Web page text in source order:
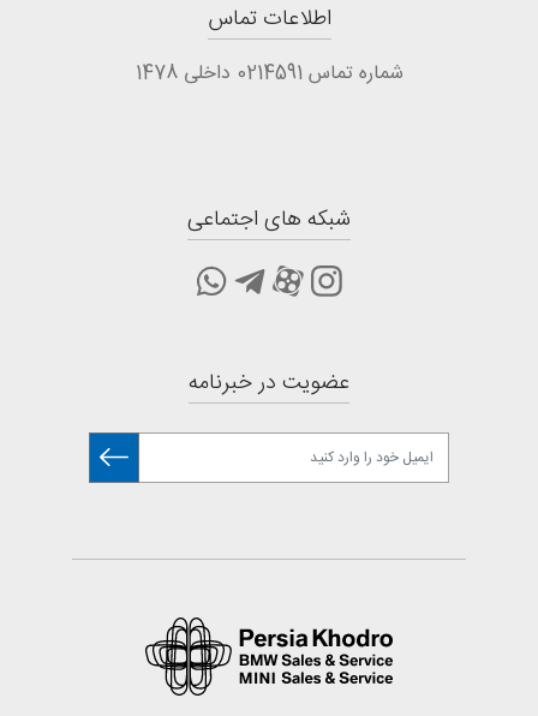
اطلاعات تماس
شماره تماس 0214591 داخلی 1478
شبکه های اجتماعی
عضویت در خبرنامه